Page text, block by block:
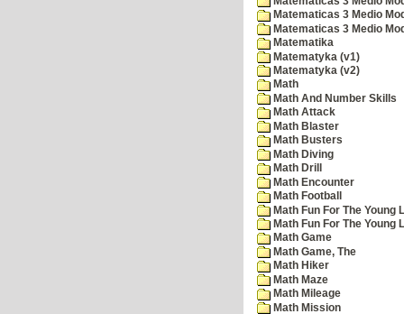
Matematicas 3 Medio
Matematicas 3 Medio
Matematika
Matematyka (v1)
Matematyka (v2)
Math
Math And Number Skills
Math Attack
Math Blaster
Math Busters
Math Diving
Math Drill
Math Encounter
Math Football
Math Fun For The Young
Math Fun For The Young
Math Game
Math Game, The
Math Hiker
Math Maze
Math Mileage
Math Mission